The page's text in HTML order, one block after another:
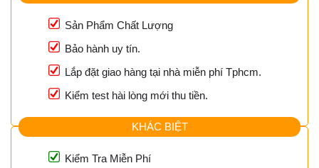
Sản Phẩm Chất Lượng
Bảo hành uy tín.
Lắp đặt giao hàng tại nhà miễn phí Tphcm.
Kiểm test hài lòng mới thu tiền.
KHÁC BIỆT
Kiểm Tra Miễn Phí